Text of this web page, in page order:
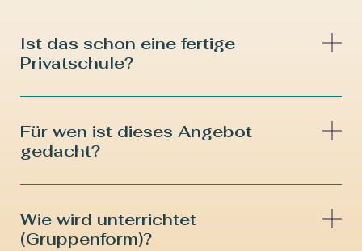
Ist das schon eine fertige
Privatschule?
Für wen ist dieses Angebot
gedacht?
Wie wird unterrichtet
(Gruppenform)?